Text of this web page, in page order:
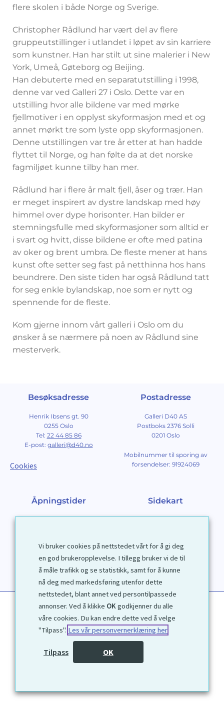
flere skolen i både Norge og Sverige.
Christopher Rådlund har vært del av flere
gruppeutstillinger i utlandet i løpet av sin karriere
som kunstner. Han har stilt ut sine malerier i New
York, Umeå, Gøteborg og Beijing.
Han debuterte med en separatutstilling i 1998,
denne var ved Galleri 27 i Oslo. Dette var en
utstilling hvor alle bildene var med mørke
fjellmotiver i en opplyst skyformasjon med et og
annet mørkt tre som lyste opp skyformasjonen.
Denne utstillingen var tre år etter at han hadde
flyttet til Norge, og han følte da at det norske
fagmiljøet kunne tilby han mer.
Rådlund har i flere år malt fjell, åser og trær. Han
er meget inspirert av dystre landskap med høy
himmel over dype horisonter. Han bilder er
stemningsfulle med skyformasjoner som alltid er
i svart og hvitt, disse bildene er ofte med patina
av oker og brent umbra. De fleste mener at hans
kunst ofte setter seg fast på netthinna hos hans
beundrere. Den siste tiden har også Rådlund tatt
for seg enkle bylandskap, noe som er nytt og
spennende for de fleste.
Kom gjerne innom vårt galleri i Oslo om du
ønsker å se nærmere på noen av Rådlund sine
mesterverk.
Besøksadresse
Henrik Ibsens gt. 90
0255 Oslo
Tel: 22 44 85 86
E-post: galleri@d40.no
Cookies
Postadresse
Galleri D40 AS
Postboks 2376 Solli
0201 Oslo
Mobilnummer til sporing av
forsendelser: 91924069
Åpningstider
Søndag 12-16
Sidekart
Om Galleri D40
Om grafikk
Innramming
1972 © Galleri D40 AS
Vi bruker cookies på nettstedet vårt for å gi deg
en god brukeropplevelse. I tillegg bruker vi de til
å måle trafikk og se statistikk, samt for å kunne
nå deg med markedsføring utenfor dette
nettstedet, blant annet ved persontilpassede
annonser. Ved å klikke OKgodkjenner du alle
våre cookies. Du kan endre dette ved å velge
"Tilpass". Les vår personvernerklæring her
Tilpass OK